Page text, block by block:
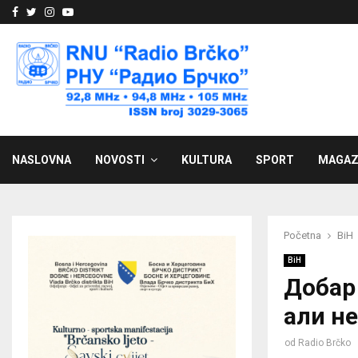
Facebook
Twitter
Instagram
Youtube
NASLOVNA NOVOSTI KULTURA SPORT
Početna BiH
BiH
али
od Radio Brčko